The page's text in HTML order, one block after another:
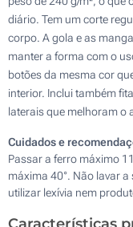
diário. Tem um corte
corpo. A gola e as
manter a forma com o
botões da mesma cor
interior. Inclui também
laterais que melhoram o
Cuidados e
Passar a ferro máximo
máxima 40°. Não lavar
utilizar lexívia nem